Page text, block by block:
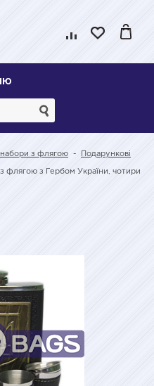
з флягою - Подарункові
з флягою з Гербом України, чотири